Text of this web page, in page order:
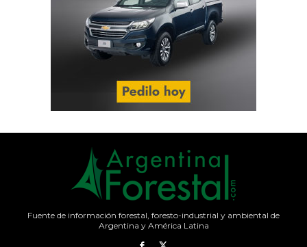
Fuente de información forestal, foresto-industrial y ambiental de
Argentina y América Latina